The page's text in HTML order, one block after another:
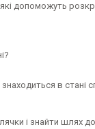
допоможуть
в стані
і знайти шлях